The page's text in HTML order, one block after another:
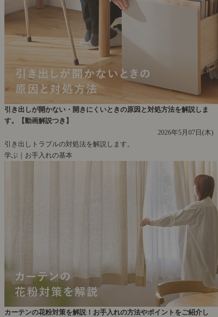
引き出しが開かない・開きにくいときの原因と対処方法を解説しま
す。【動画解説つき】
2026年5月07日(木)
引き出しトラブルの対処法を解説します。
学ぶ｜お手入れの基本
カーテンの花粉対策を解説！お手入れの方法やポイントをご紹介し